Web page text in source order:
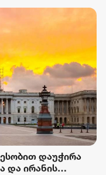
დაუჭირა
და ირანის